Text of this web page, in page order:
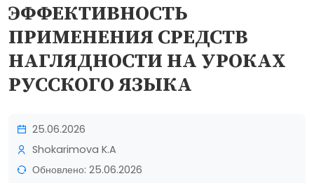
ЭФФЕКТИВНОСТЬ
ПРИМЕНЕНИЯ СРЕДСТВ
НАГЛЯДНОСТИ НА УРОКАХ
РУССКОГО ЯЗЫКА
25.06.2026
Shokarimova K.A
Обновлено: 25.06.2026